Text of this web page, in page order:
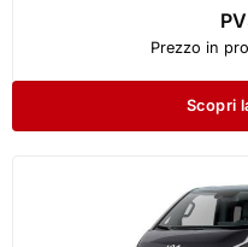
Prezzo in
Scopri